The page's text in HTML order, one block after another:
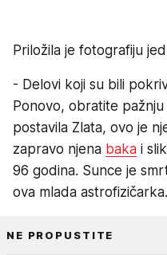
Priložila je fotografiju
- Delovi koji su bili
Ponovo, obratite
postavila Zlata, ovo je
zapravo njena baka i
96 godina. Sunce je
ova mlada astrofizičarka.
NE PROPUSTITE